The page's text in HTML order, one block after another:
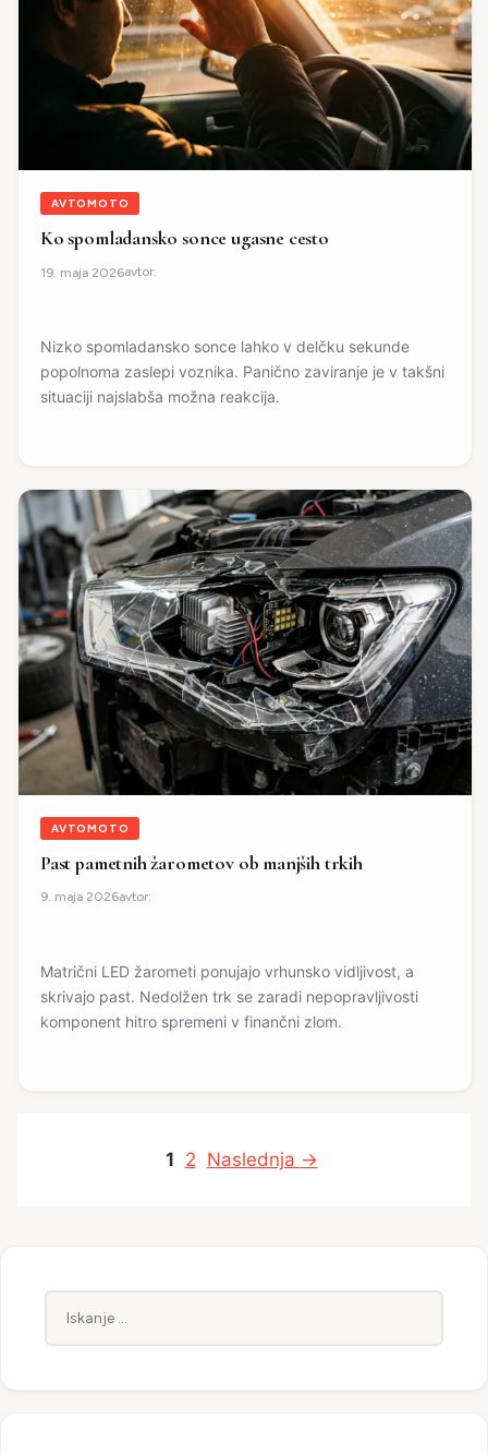
AVTOMOTO
Ko spomladansko sonce ugasne cesto
19. maja 2026avtor:
Nizko spomladansko sonce lahko v delčku sekunde
popolnoma zaslepi voznika. Panično zaviranje je v takšni
situaciji najslabša možna reakcija.
AVTOMOTO
Past pametnih žarometov ob manjših trkih
9. maja 2026avtor:
Matrični LED žarometi ponujajo vrhunsko vidljivost, a
skrivajo past. Nedolžen trk se zaradi nepopravljivosti
komponent hitro spremeni v finančni zlom.
Stran
1 Stran
2 Naslednja →